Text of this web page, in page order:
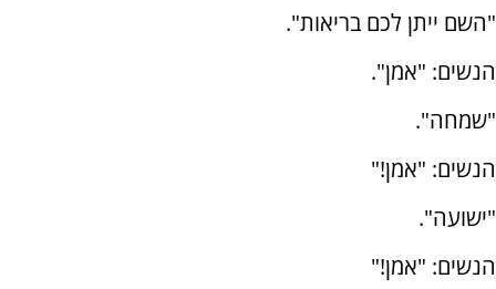
"השם ייתן לכם בריאות".
הנשים: "אמן".
"שמחה".
הנשים: "אמן!"
"ישועה".
הנשים: "אמן!"